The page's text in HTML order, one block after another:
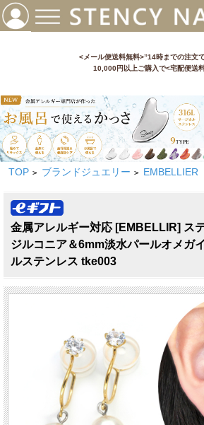
<メール便送料無料>”14時までの注文
10,000円以上ご購入で<宅配便送
TOP > ブランドジュエリー > EMBELLIER
金属アレルギー対応 [EMBELLIR] ス
ジルコニア＆6mm淡水パールオメガ
ルステンレス tke003